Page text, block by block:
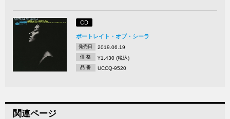
CD
ポートレイト・オブ・シーラ
発売日 2019.06.19
価 格 ¥1,430 (税込)
品 番 UCCQ-9520
関連ページ